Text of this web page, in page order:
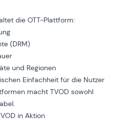
die OTT-Plattform:
(DRM)
und Regionen
Einfachheit für die Nutzer
macht TVOD sowohl
in Aktion